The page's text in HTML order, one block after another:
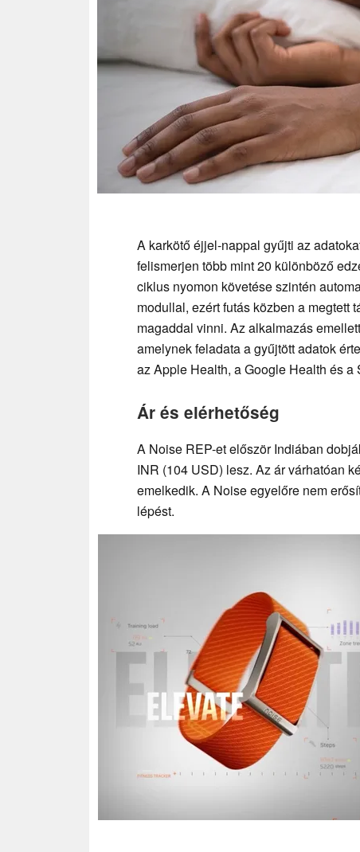
A karkötő éjjel-nappal gyűjti az
felismerjen több mint 20 különböző
ciklus nyomon követése szintén
modullal, ezért futás közben a megtett
magaddal vinni. Az alkalmazás
amelynek feladata a gyűjtött adatok
az Apple Health, a Google Health és a
Ár és elérhetőség
A Noise REP-et először Indiában
INR (104 USD) lesz. Az ár várhatóan
emelkedik. A Noise egyelőre nem
lépést.